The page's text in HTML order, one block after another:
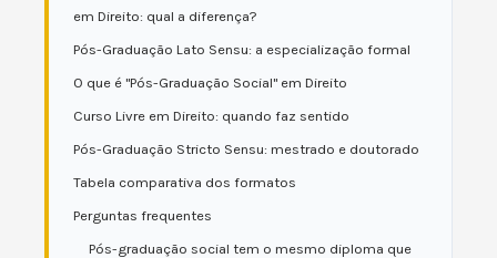
em Direito: qual a diferença?
Pós-Graduação Lato Sensu: a especialização formal
O que é "Pós-Graduação Social" em Direito
Curso Livre em Direito: quando faz sentido
Pós-Graduação Stricto Sensu: mestrado e doutorado
Tabela comparativa dos formatos
Perguntas frequentes
Pós-graduação social tem o mesmo diploma que